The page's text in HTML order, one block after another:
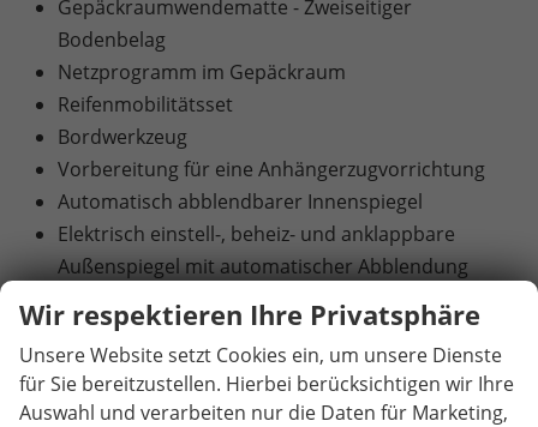
Gepäckraumwendematte - Zweiseitiger
Bodenbelag
Netzprogramm im Gepäckraum
Reifenmobilitätsset
Bordwerkzeug
Vorbereitung für eine Anhängerzugvorrichtung
Automatisch abblendbarer Innenspiegel
Elektrisch einstell-, beheiz- und anklappbare
Außenspiegel mit automatischer Abblendung
KESSY (Schlüsselloses Zugangs- und Start-Stopp-
System) und SAFE-System
Diebstahlwarnanlage mit
Innenraumüberwachung
Wir respektieren Ihre Privatsphäre
Unsere Website setzt Cookies ein, um unsere Dienste
für Sie bereitzustellen. Hierbei berücksichtigen wir Ihre
Auswahl und verarbeiten nur die Daten für Marketing,